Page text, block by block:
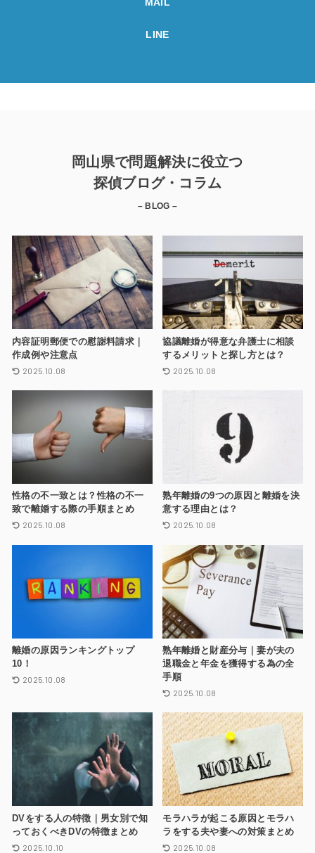
LINE
岡山県で問題解決に役立つ
探偵ブログ・コラム
– BLOG –
内容証明郵便での慰謝料請求｜
作成例や注意点
2025.10.08
協議離婚が得意な弁護士に相談
するメリットと探し方とは？
2025.10.08
性格の不一致とは？性格の不一
致で離婚する際の手順まとめ
2025.10.08
熟年離婚の9つの原因と離婚を決
意する理由とは？
2025.10.08
離婚の原因ランキングトップ
10！
2025.10.08
熟年離婚と財産分与｜妻が夫の
退職金と年金を獲得する為の全
手順
2025.10.08
DVをする人の特徴｜男女別で知
っておくべきDVの特徴まとめ
2025.10.10
モラハラが起こる原因とモラハ
ラをする夫や妻への対策まとめ
2025.10.08